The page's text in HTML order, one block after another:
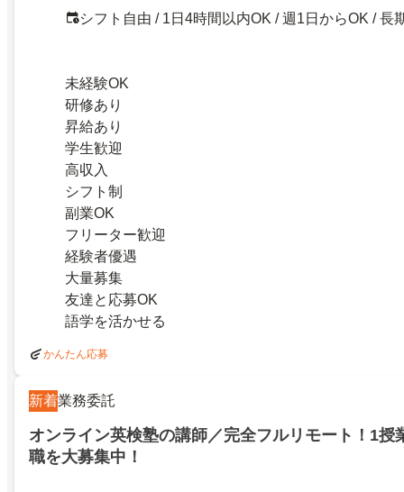
シフト自由 / 1日4時間以内OK / 週1日からOK / 長
未経験OK
研修あり
昇給あり
学生歓迎
高収入
シフト制
副業OK
フリーター歓迎
経験者優遇
大量募集
友達と応募OK
語学を活かせる
かんたん応募
新着業務委託
オンライン英検塾の講師／完全フルリモート！1授
職を大募集中！